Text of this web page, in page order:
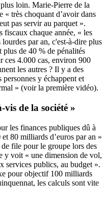
loin. Marie-Pierre de la
« très choquant d’avoir dans
pas servir au parquet ».
fiscaux chaque année, « les
par an, c'est-à-dire plus
plus de 40 % de pénalités
ces 4.000 cas, environ 900
les autres ? Il y a des
y échappent et
» (voir la première vidéo).
de la société »
les finances publiques dû à
80 milliards d’euros par an »
file pour le groupe lors des
y voit « une dimension de vol,
services publics, au budget ».
pour objectif 100 milliards
les calculs sont vite